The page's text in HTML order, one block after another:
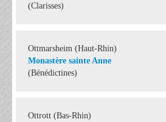
(Clarisses)
Ottmarsheim (Haut-Rhin)
Monastère sainte Anne
(Bénédictines)
Ottrott (Bas-Rhin)